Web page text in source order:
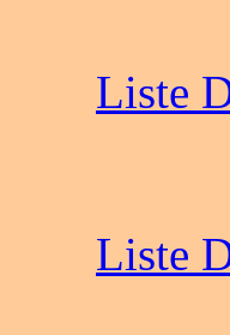
Liste
Liste